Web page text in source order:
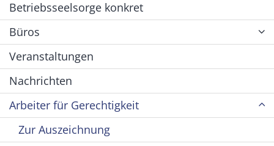
Betriebsseelsorge konkret
Büros
Veranstaltungen
Nachrichten
Arbeiter für Gerechtigkeit
Zur Auszeichnung